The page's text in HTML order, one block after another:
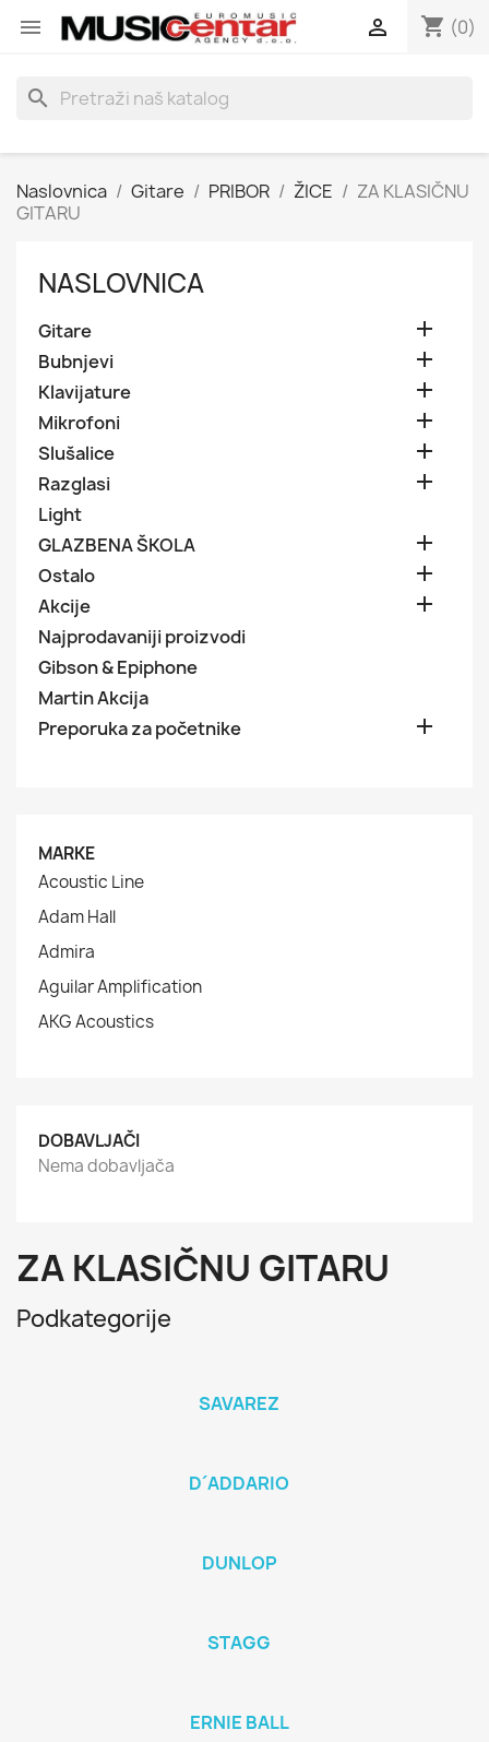
 shopping_cart (0)

search
Naslovnica Gitare PRIBOR ŽICE
ZA KLASIČNU
GITARU
NASLOVNICA
Gitare 
Bubnjevi 
Klavijature 
Mikrofoni 
Slušalice 
Razglasi 
Light
GLAZBENA ŠKOLA

Ostalo 
Akcije 
Najprodavaniji proizvodi
Gibson & Epiphone
Martin Akcija
Preporuka za početnike

MARKE
Acoustic Line
Adam Hall
Admira
Aguilar Amplification
AKG Acoustics
DOBAVLJAČI
Nema dobavljača
ZA KLASIČNU GITARU
Podkategorije
SAVAREZ
D´ADDARIO
DUNLOP
STAGG
ERNIE BALL